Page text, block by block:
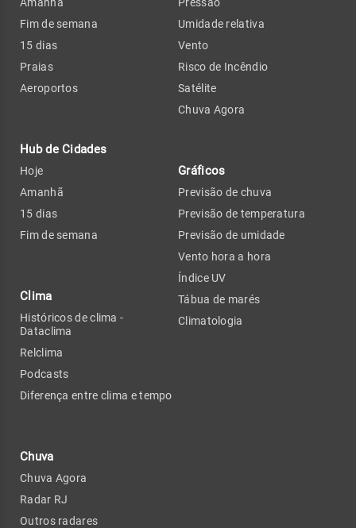
Fim de semana
15 dias
Praias
Aeroportos
Hub de Cidades
Hoje
Amanhã
15 dias
Fim de semana
Clima
Históricos de clima -
Dataclima
Relclima
Podcasts
Diferença entre clima e tempo
Chuva
Chuva Agora
Radar RJ
Outros radares
Umidade relativa
Vento
Risco de Incêndio
Satélite
Chuva Agora
Gráficos
Previsão de chuva
Previsão de temperatura
Previsão de umidade
Vento hora a hora
Índice UV
Tábua de marés
Climatologia